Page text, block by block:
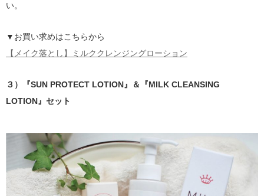
い。
▼お買い求めはこちらから
【メイク落とし】ミルククレンジングローション
３）『SUN PROTECT LOTION』＆『MILK CLEANSING
LOTION』セット